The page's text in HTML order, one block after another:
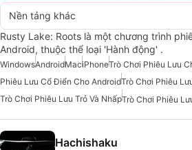
Nền tảng khác
Rusty Lake: Roots là một chương trình
Android, thuộc thể loại 'Hành động' .
WindowsAndroidMaciPhoneTrò Chơi Phiêu Lưu
Phiêu Lưu Cổ Điển Cho AndroidTrò Chơi Phiêu
Trò Chơi Phiêu Lưu Trỏ Và Nhấp
Hachishaku